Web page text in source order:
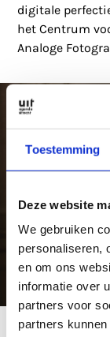
Toestemming
Deze website
We gebruiken
personaliseren,
en om ons
informatie over
partners voor
partners
digitale
het Centrum
Analoge
1 dec